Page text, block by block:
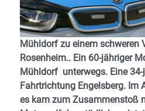
Mühldorf zu einem schweren
Rosenheim.. Ein 60-jähriger
Mühldorf unterwegs. Eine
Fahrtrichtung Engelsberg. Im
es kam zum Zusammenstoß